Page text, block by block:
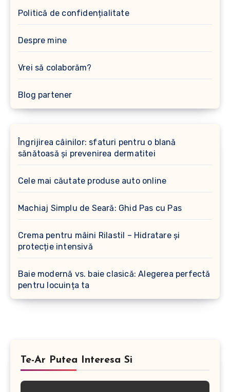
Politică de confidențialitate
Despre mine
Vrei să colaborăm?
Blog partener
Îngrijirea câinilor: sfaturi pentru o blană
sănătoasă și prevenirea dermatitei
Cele mai căutate produse auto online
Machiaj Simplu de Seară: Ghid Pas cu Pas
Crema pentru mâini Rilastil – Hidratare și
protecție intensivă
Baie modernă vs. baie clasică: Alegerea perfectă
pentru locuința ta
Te-Ar Putea Interesa Si